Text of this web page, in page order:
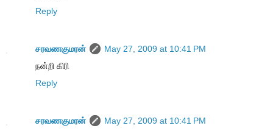
Reply
சரவணகுமரன்
May 27, 2009 at 10:41 PM
நன்றி கிரி
Reply
சரவணகுமரன்
May 27, 2009 at 10:41 PM